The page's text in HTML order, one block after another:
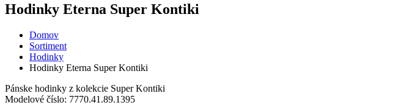
Hodinky Eterna Super Kontiki
Domov
Sortiment
Hodinky
Hodinky Eterna Super Kontiki
Pánske hodinky z kolekcie Super Kontiki
Modelové číslo: 7770.41.89.1395